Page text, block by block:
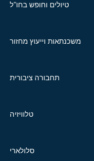
טיולים וחופש בחו"ל
משכנתאות וייעוץ מחזור
תחבורה ציבורית
טלוויזיה
סלולארי